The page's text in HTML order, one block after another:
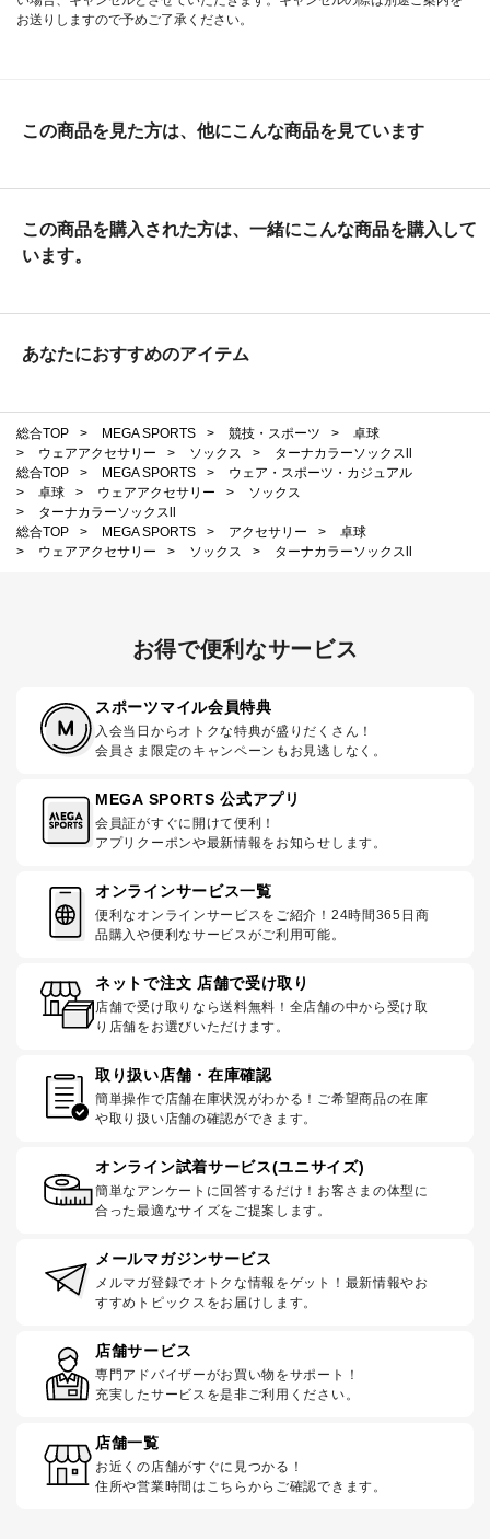
お送りしますので予めご了承ください。
この商品を見た方は、他にこんな商品を見ています
この商品を購入された方は、一緒にこんな商品を購入して
います。
あなたにおすすめのアイテム
総合TOP > MEGA SPORTS > 競技・スポーツ >
卓球
>
ウェアアクセサリー > ソックス >
ターナカラーソックスll
総合TOP
> MEGA SPORTS >
ウェア・スポーツ・カジュアル
>
卓球 > ウェアアクセサリー >
ソックス
>
ターナカラーソックスll
総合TOP
> MEGA SPORTS > アクセサリー >
卓球
>
ウェアアクセサリー > ソックス > ターナカラーソックスll
お得で便利なサービス
スポーツマイル会員特典
入会当日からオトクな特典が盛りだくさん！
会員さま限定のキャンペーンもお見逃しなく。
MEGA SPORTS 公式アプリ
会員証がすぐに開けて便利！
アプリクーポンや最新情報をお知らせします。
オンラインサービス一覧
便利なオンラインサービスをご紹介！24時間365日商
品購入や便利なサービスがご利用可能。
ネットで注文 店舗で受け取り
店舗で受け取りなら送料無料！全店舗の中から受け取
り店舗をお選びいただけます。
取り扱い店舗・在庫確認
簡単操作で店舗在庫状況がわかる！ご希望商品の在庫
や取り扱い店舗の確認ができます。
オンライン試着サービス(ユニサイズ)
簡単なアンケートに回答するだけ！お客さまの体型に
合った最適なサイズをご提案します。
メールマガジンサービス
メルマガ登録でオトクな情報をゲット！最新情報やお
すすめトピックスをお届けします。
店舗サービス
専門アドバイザーがお買い物をサポート！
充実したサービスを是非ご利用ください。
店舗一覧
お近くの店舗がすぐに見つかる！
住所や営業時間はこちらからご確認できます。